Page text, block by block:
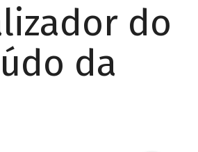
do
da